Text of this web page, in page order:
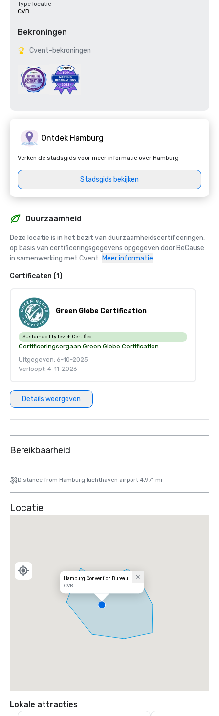
Type locatie
CVB
Bekroningen
Cvent-bekroningen
Ontdek Hamburg
Verken de stadsgids voor meer informatie over Hamburg
Stadsgids bekijken
Duurzaamheid
Deze locatie is in het bezit van duurzaamheidscertificeringen,
op basis van certificeringsgegevens opgegeven door BeCause
in samenwerking met Cvent. Meer informatie
Certificaten (1)
Green Globe Certification
Sustainability level: Certified
Certificeringsorgaan:Green Globe Certification
Uitgegeven: 6-10-2025
Verloopt: 4-11-2026
Details weergeven
Bereikbaarheid
Distance from Hamburg luchthaven airport 4,971 mi
Locatie
Hamburg Convention Bureau
CVB
Lokale attracties